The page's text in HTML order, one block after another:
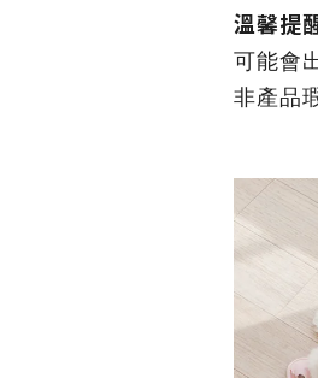
溫馨提
可能會
非產品